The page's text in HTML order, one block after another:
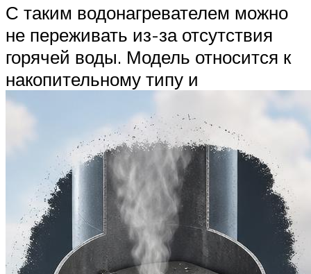
С таким водонагревателем можно
не переживать из-за отсутствия
горячей воды. Модель относится к
накопительному типу и